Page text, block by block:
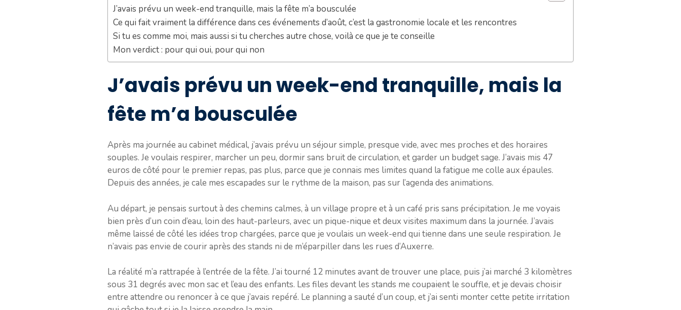
J’avais prévu un week-end tranquille, mais la fête m’a bousculée
Ce qui fait vraiment la différence dans ces événements d’août, c’est la gastronomie locale et les rencontres
Si tu es comme moi, mais aussi si tu cherches autre chose, voilà ce que je te conseille
Mon verdict : pour qui oui, pour qui non
J’avais prévu un week-end tranquille, mais la
fête m’a bousculée
Après ma journée au cabinet médical, j’avais prévu un séjour simple, presque vide, avec mes proches et des horaires
souples. Je voulais respirer, marcher un peu, dormir sans bruit de circulation, et garder un budget sage. J’avais mis 47
euros de côté pour le premier repas, pas plus, parce que je connais mes limites quand la fatigue me colle aux épaules.
Depuis des années, je cale mes escapades sur le rythme de la maison, pas sur l’agenda des animations.
Au départ, je pensais surtout à des chemins calmes, à un village propre et à un café pris sans précipitation. Je me voyais
bien près d’un coin d’eau, loin des haut-parleurs, avec un pique-nique et deux visites maximum dans la journée. J’avais
même laissé de côté les idées trop chargées, parce que je voulais un week-end qui tienne dans une seule respiration. Je
n’avais pas envie de courir après des stands ni de m’éparpiller dans les rues d’Auxerre.
La réalité m’a rattrapée à l’entrée de la fête. J’ai tourné 12 minutes avant de trouver une place, puis j’ai marché 3 kilomètres
sous 31 degrés avec mon sac et l’eau des enfants. Les files devant les stands me coupaient le souffle, et je devais choisir
entre attendre ou renoncer à ce que j’avais repéré. Le planning a sauté d’un coup, et j’ai senti monter cette petite irritation